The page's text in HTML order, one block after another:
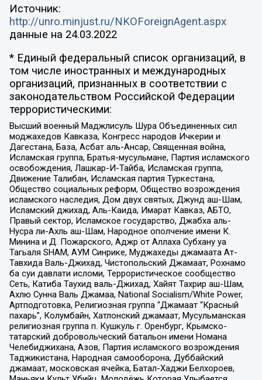
Источник:
http://unro.minjust.ru/NKOForeignAgent.aspx
данные на 24.03.2022
* Единый федеральный список организаций, в
том числе иностранных и международных
организаций, признанных в соответствии с
законодательством Российской Федерации
террористическими:
Высший военный Маджлисуль Шура Объединенных сил
моджахедов Кавказа, Конгресс народов Ичкерии и
Дагестана, База, Асбат аль-Ансар, Священная война,
Исламская группа, Братья-мусульмане, Партия исламского
освобождения, Лашкар-И-Тайба, Исламская группа,
Движение Талибан, Исламская партия Туркестана,
Общество социальных реформ, Общество возрождения
исламского наследия, Дом двух святых, Джунд аш-Шам,
Исламский джихад, Аль-Каида, Имарат Кавказ, АБТО,
Правый сектор, Исламское государство, Джабха аль-
Нусра ли-Ахль аш-Шам, Народное ополчение имени К.
Минина и Д. Пожарского, Аджр от Аллаха Субхану уа
Тагьаля SHAM, АУМ Синрике, Муджахеды джамаата Ат-
Тавхида Валь-Джихад, Чистопольский Джамаат, Рохнамо
ба суи давлати исломи, Террористическое сообщество
Сеть, Катиба Таухид валь-Джихад, Хайят Тахрир аш-Шам,
Ахлю Сунна Валь Джамаа, National Socialism/White Power,
Артподготовка, Религиозная группа “Джамаат “Красный
пахарь”, Колумбайн, Хатлонский джамаат, Мусульманская
религиозная группа п. Кушкуль г. Оренбург, Крымско-
татарский добровольческий батальон имени Номана
Челебиджихана, Азов, Партия исламского возрождения
Таджикистана, Народная самооборона, Дуббайский
джамаат, московская ячейка, Батал-Хаджи Белхороев,